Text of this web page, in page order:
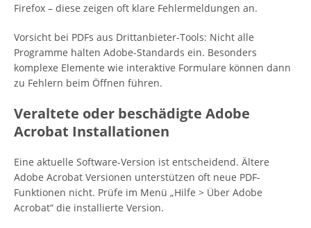
Firefox – diese zeigen oft klare Fehlermeldungen an.
Vorsicht bei PDFs aus Drittanbieter-Tools: Nicht alle
Programme halten Adobe-Standards ein. Besonders
komplexe Elemente wie interaktive Formulare können dann
zu Fehlern beim Öffnen führen.
Veraltete oder beschädigte Adobe
Acrobat Installationen
Eine aktuelle Software-Version ist entscheidend. Ältere
Adobe Acrobat Versionen unterstützen oft neue PDF-
Funktionen nicht. Prüfe im Menü „Hilfe > Über Adobe
Acrobat“ die installierte Version.